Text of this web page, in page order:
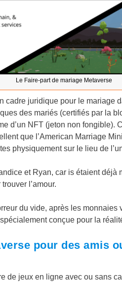
Le Faire-part de mariage Metaverse
cadre juridique pour le mariage
des mariés (certifiés par la
d’un NFT (jeton non
que l’American Marriage
physiquement sur le lieu de
et Ryan, car is étaient
l’amour.
du vide, après les
conçue pour la
pour des amis
de jeux en ligne avec ou sans